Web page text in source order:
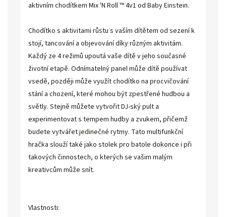
aktivním chodítkem Mix 'N Roll ™ 4v1 od Baby Einstein.
Chodítko s aktivitami růstu s vaším dítětem od sezení k
stojí, tancování a objevování díky různým aktivitám.
Každý ze 4 režimů upoutá vaše dítě v jeho současné
životní etapě. Odnímatelný panel může dítě používat
vsedě, později může využít chodítko na procvičování
stání a chození, které mohou být zpestřené hudbou a
světly. Stejně můžete vytvořit DJ-ský pult a
experimentovat s tempem hudby a zvukem, přičemž
budete vytvářet jedinečné rytmy. Tato multifunkční
hračka slouží také jako stolek pro batole dokonce i při
takových činnostech, o kterých se vašim malým
kreativcům může snít.
Vlastnosti: